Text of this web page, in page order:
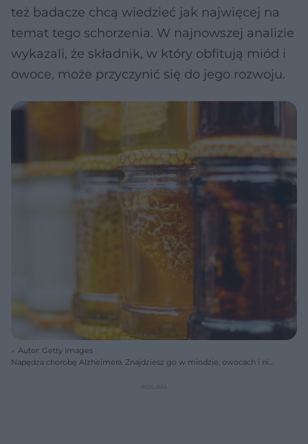
też badacze chcą wiedzieć jak najwięcej na
temat tego schorzenia. W najnowszej analizie
wykazali, że składnik, w który obfitują miód i
owoce, może przyczynić się do jego rozwoju.
Autor: Getty Images
Napędza chorobę Alzheimera. Znajdziesz go w miodzie, owocach i nie